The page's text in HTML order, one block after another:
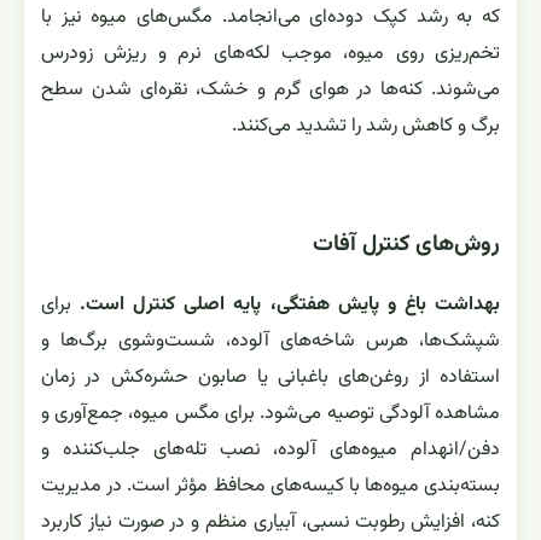
که به رشد کپک دوده‌ای می‌انجامد. مگس‌های میوه نیز با
تخم‌ریزی روی میوه، موجب لکه‌های نرم و ریزش زودرس
می‌شوند. کنه‌ها در هوای گرم و خشک، نقره‌ای شدن سطح
برگ و کاهش رشد را تشدید می‌کنند.
روش‌های کنترل آفات
بهداشت باغ و پایش هفتگی، پایه اصلی کنترل است. برای
شپشک‌ها، هرس شاخه‌های آلوده، شست‌وشوی برگ‌ها و
استفاده از روغن‌های باغبانی یا صابون حشره‌کش در زمان
مشاهده آلودگی توصیه می‌شود. برای مگس میوه، جمع‌آوری و
دفن/انهدام میوه‌های آلوده، نصب تله‌های جلب‌کننده و
بسته‌بندی میوه‌ها با کیسه‌های محافظ مؤثر است. در مدیریت
کنه، افزایش رطوبت نسبی، آبیاری منظم و در صورت نیاز کاربرد